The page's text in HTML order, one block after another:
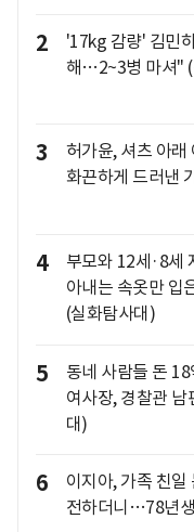
2
'17kg 감량' 김민
해…2~3병 마셔"
3
허가윤, 셔츠 아
화끈하게 드러낸
4
부모와 12세·8세
아내는 속옷만 입
(실화탐사대)
5
동네 사람들 돈
여사장, 경찰관 남
대)
6
이지아, 가족 친일
전하더니…78년